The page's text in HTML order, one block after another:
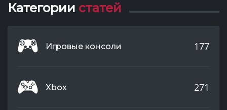
Категории статей
Игровые консоли 177
Xbox 271